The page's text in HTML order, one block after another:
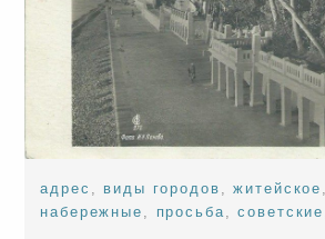
адрес виды городов ,житейское
набережные
просьба ,советские